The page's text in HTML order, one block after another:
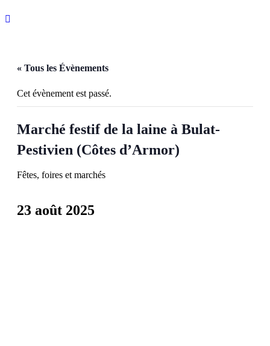
« Tous les Évènements
Cet évènement est passé.
Marché festif de la laine à Bulat-
Pestivien (Côtes d’Armor)
Fêtes, foires et marchés
23 août 2025